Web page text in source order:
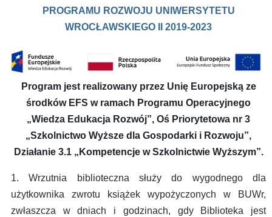
PROGRAMU ROZWOJU UNIWERSYTETU
WROCŁAWSKIEGO II 2019-2023
Program jest realizowany przez Unię Europejską ze
środków EFS w ramach Programu Operacyjnego
„Wiedza Edukacja Rozwój”, Oś Priorytetowa nr 3
„Szkolnictwo Wyższe dla Gospodarki i Rozwoju”,
Działanie 3.1 „Kompetencje w Szkolnictwie Wyższym”.
1. Wrzutnia biblioteczna służy do wygodnego dla
użytkownika zwrotu książek wypożyczonych w BUWr,
zwłaszcza w dniach i godzinach, gdy Biblioteka jest